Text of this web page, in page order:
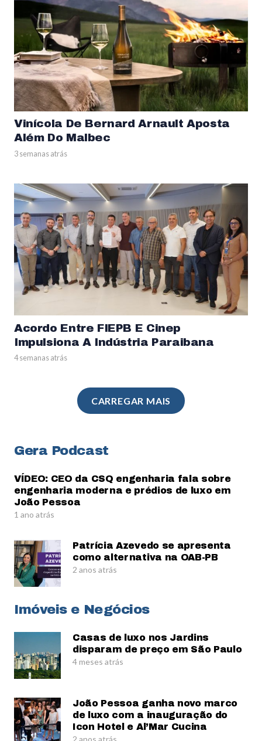
Vinícola De Bernard Arnault Aposta
Além Do Malbec
3 semanas atrás
Acordo Entre FIEPB E Cinep
Impulsiona A Indústria Paraibana
4 semanas atrás
CARREGAR MAIS
Gera Podcast
VÍDEO: CEO da CSQ engenharia fala sobre
engenharia moderna e prédios de luxo em
João Pessoa
1 ano atrás
Patrícia Azevedo se apresenta
como alternativa na OAB-PB
2 anos atrás
Imóveis e Negócios
Casas de luxo nos Jardins
disparam de preço em São Paulo
4 meses atrás
João Pessoa ganha novo marco
de luxo com a inauguração do
Icon Hotel e Al’Mar Cucina
2 anos atrás